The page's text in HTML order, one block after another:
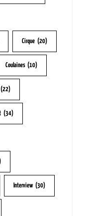
Cirque (20)
Coulaines (10)
(22)
(34)
Interview (30)